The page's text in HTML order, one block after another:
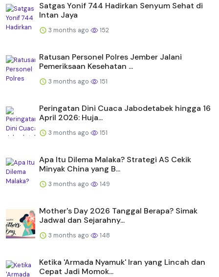
Satgas Yonif 744 Hadirkan Senyum Sehat di
Intan Jaya
3 months ago 152
Ratusan Personel Polres Jember Jalani
Pemeriksaan Kesehatan ...
3 months ago 151
Peringatan Dini Cuaca Jabodetabek hingga 16
April 2026: Huja...
3 months ago 151
Apa Itu Dilema Malaka? Strategi AS Cekik
Minyak China yang B...
3 months ago 149
Mother's Day 2026 Tanggal Berapa? Simak
Jadwal dan Sejarahny...
3 months ago 148
Ketika 'Armada Nyamuk' Iran yang Lincah dan
Cepat Jadi Momok...